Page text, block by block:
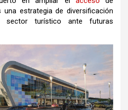
una estrategia de diversificación
sector turístico ante futuras